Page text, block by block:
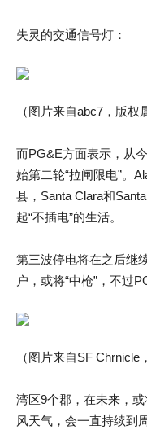
失灵的交通信号灯：
（图片来自abc7，版权
而PG&E方面表示，从
始第二轮“拉闸限电”。
县，Santa Clara和
起“不插电”的生活。
第三波停电将在之后继
户，或将“中枪”，不过
（图片来自SF Chrnicle
湾区9个郡，在未来，
风天气，会一直持续到